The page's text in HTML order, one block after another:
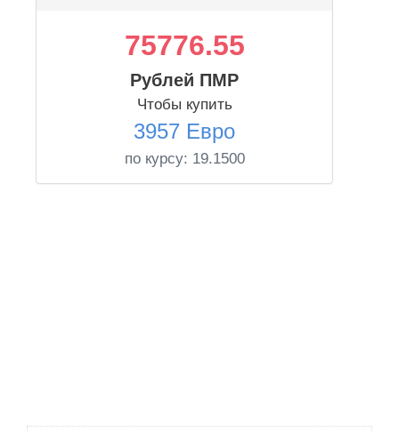
75776.55
Рублей ПМР
Чтобы купить
3957 Евро
по курсу: 19.1500